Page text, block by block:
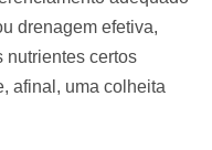
drenagem efetiva,
nutrientes certos
afinal, uma colheita